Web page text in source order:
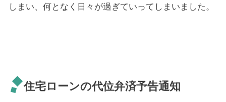
しまい、何となく日々が過ぎていってしまいました。
住宅ローンの代位弁済予告通知